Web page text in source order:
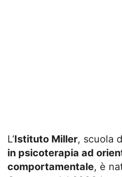
L’Istituto Miller, scuola
in psicoterapia ad
comportamentale, è